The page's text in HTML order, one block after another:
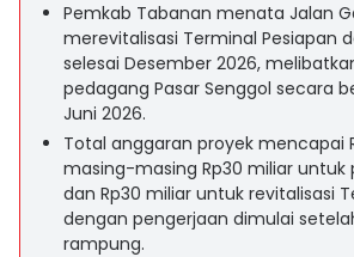
Pemkab Tabanan menata Jalan
merevitalisasi Terminal Pesiapan
selesai Desember 2026,
pedagang Pasar Senggol secara
Juni 2026.
Total anggaran proyek mencapai
masing-masing Rp30 miliar untuk
dan Rp30 miliar untuk revitalisasi
dengan pengerjaan dimulai
rampung.